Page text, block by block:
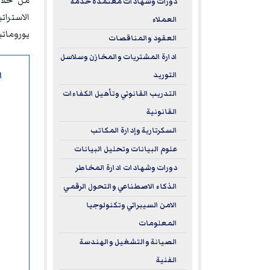
العملاء
العقود والمناقصات
ادارة المشتريات والمخازن وسلاسل
التوريد
التدريب القانوني وتأهيل الكفاءات
القانونية
السكرتارية وإدارة المكاتب
علوم البيانات وتحليل البيانات
دورات وشهادات ادارة المخاطر
الذكاء الاصطناعي والتحول الرقمي
الامن السيبراني وتكنولوجيا
المعلومات
الصيانة والتشغيل والهندسة
الفنية